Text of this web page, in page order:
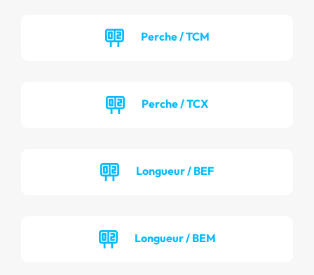
Perche / TCM
Perche / TCX
Longueur / BEF
Longueur / BEM